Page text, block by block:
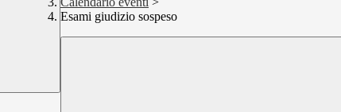
Esami giudizio sospeso